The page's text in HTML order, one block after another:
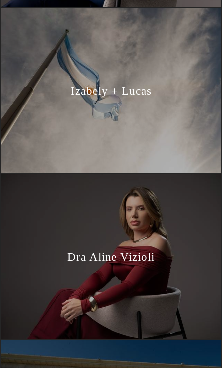
Izabely + Lucas
Dra Aline Vizioli